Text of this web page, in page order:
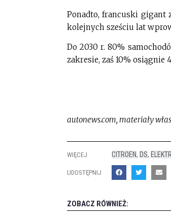
Ponadto, francuski gigant
kolejnych sześciu lat
Do 2030 r. 80%
zakresie, zaś 10% osiągnie
autonews.com, materiały
WIĘCEJ CITROEN, DS,
UDOSTĘPNIJ
ZOBACZ RÓWNIEŻ: